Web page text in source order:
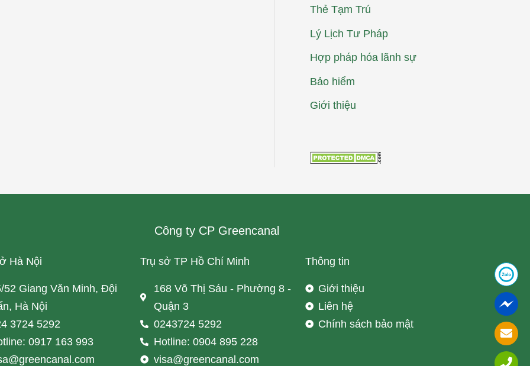
Thẻ Tạm Trú
Lý Lịch Tư Pháp
Hợp pháp hóa lãnh sự
Bảo hiểm
Giới thiệu
Công ty CP Greencanal
Hà Nội
52 Giang Văn Minh, Đội
Hà Nội
3724 5292
0917 163 993
Trụ sở TP Hồ Chí Minh
168 Võ Thị Sáu - Phường 8 -
Quận 3
0243724 5292
Hotline: 0904 895 228
visa@greencanal.com
Thông tin
Giới thiệu
Liên hệ
Chính sách bảo mật